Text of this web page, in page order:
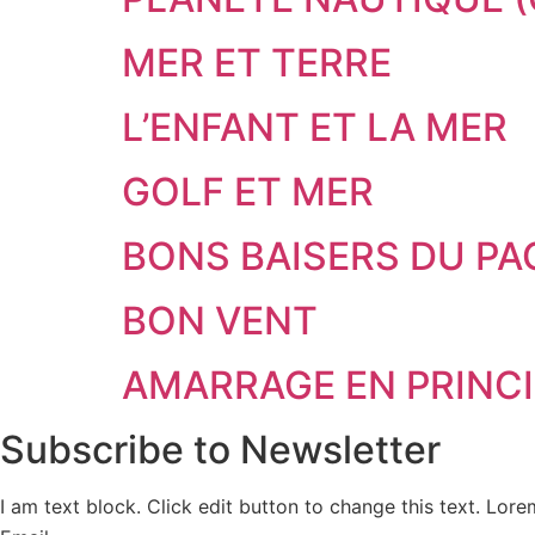
MER ET TERRE
L’ENFANT ET LA MER
GOLF ET MER
BONS BAISERS DU
BON VENT
AMARRAGE EN
Subscribe to Newsletter
I am text block. Click edit button to change this text.